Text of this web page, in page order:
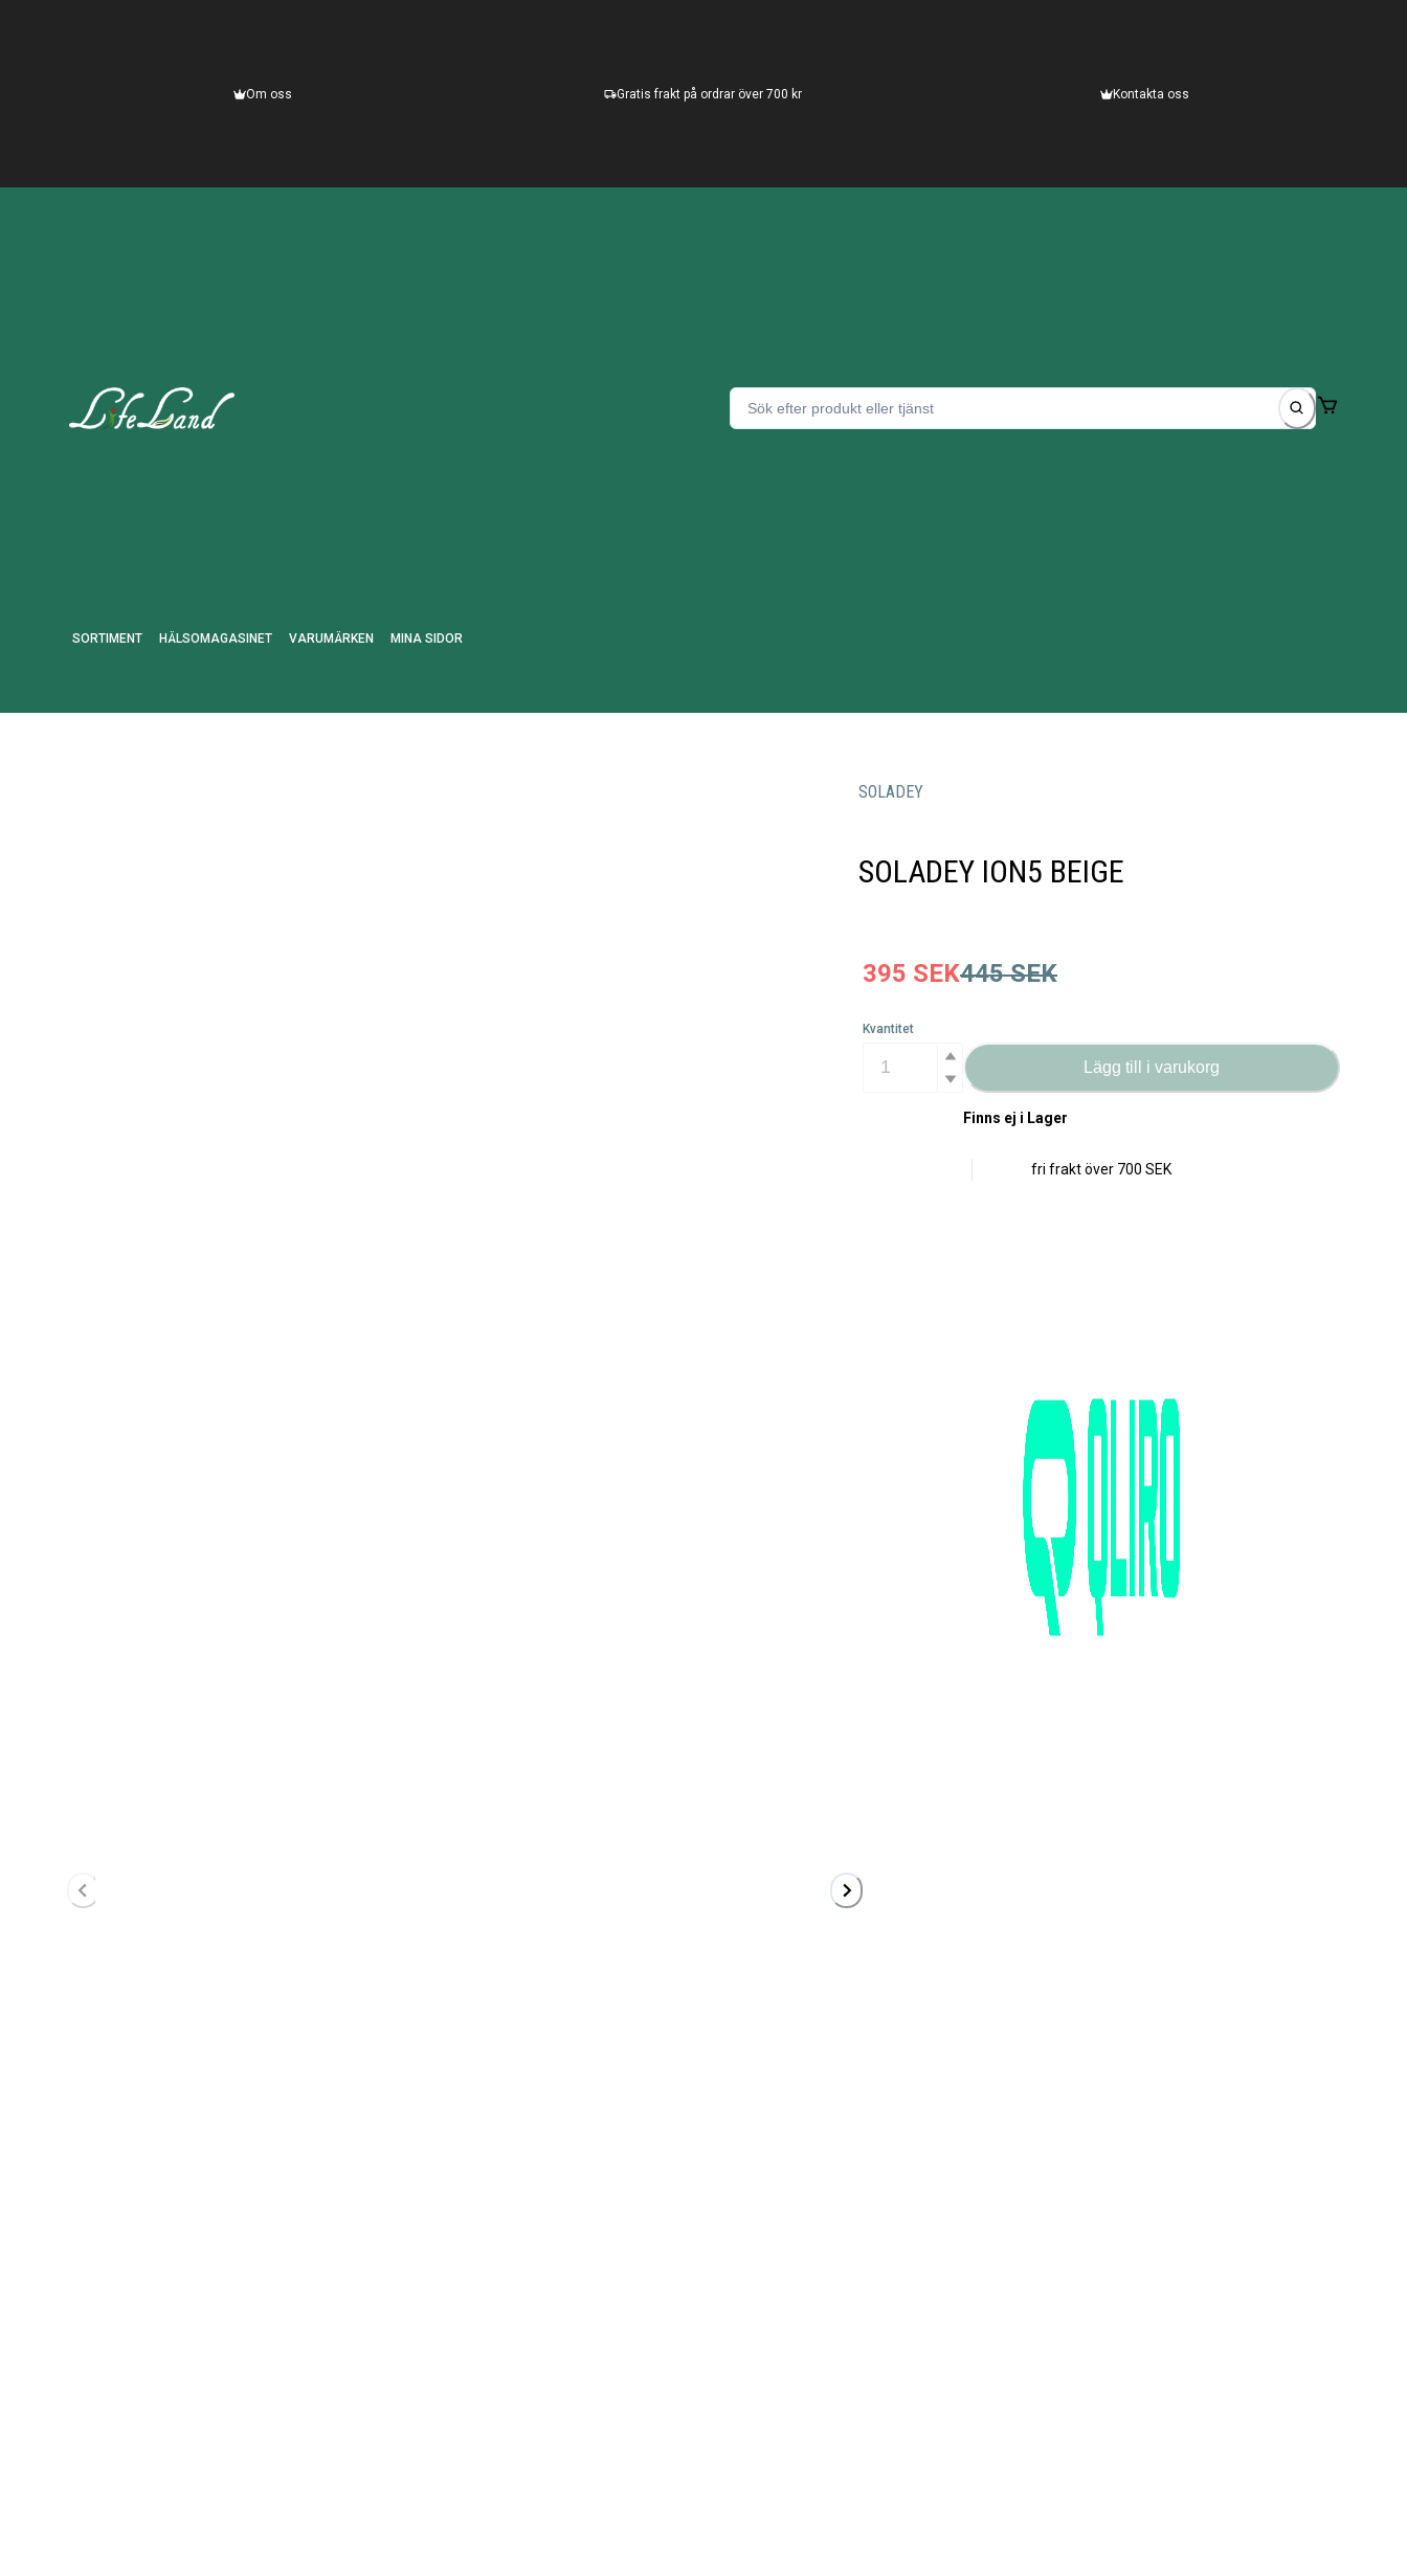
Om oss Gratis frakt på ordrar över 700 kr Kontakta oss
SORTIMENT HÄLSOMAGASINET VARUMÄRKEN MINA SIDOR
SOLADEY
SOLADEY ION5 BEIGE
395 SEK445 SEK
Kvantitet
Lägg till i varukorg
Finns ej i Lager
fri frakt över 700 SEK